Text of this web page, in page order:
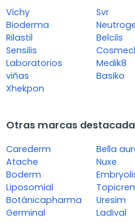
Vichy
Bioderma
Rilastil
Sensilis
Laboratorios
viñas
Xhekpon
Svr
Belcils
Medik8
Basiko
Otras marcas
Carederm
Atache
Boderm
Liposomial
Botánicapharma
Germinal
Bella
Nuxe
Uresim
Ladival